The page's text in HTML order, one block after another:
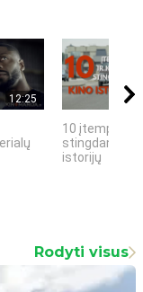
12:25
10 įtemptų,
stingdančių
istorijų
Rodyti visus